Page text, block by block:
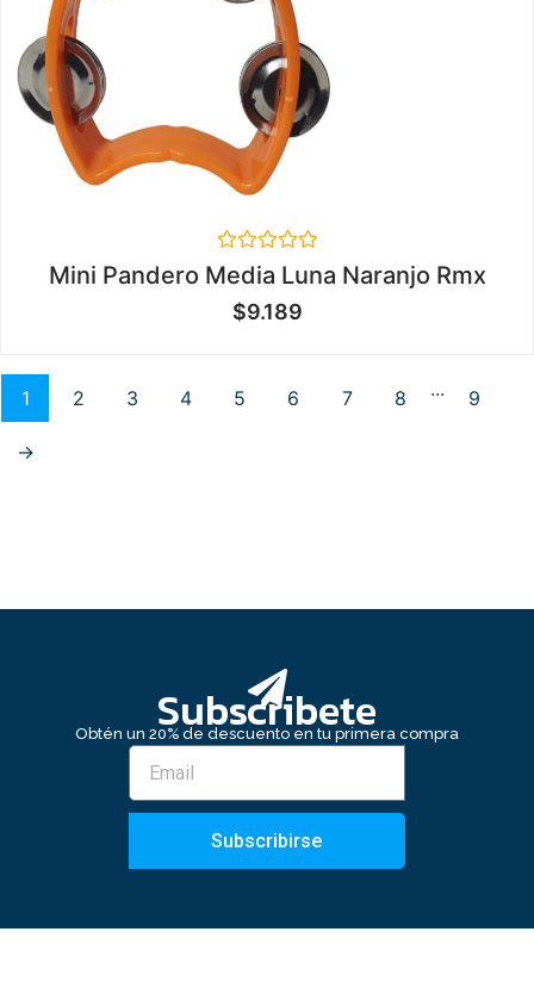
Valorado
en
de
Mini Pandero Media Luna Naranjo Rmx
$9.189
1 2 3 4 5 6 7 8 ... 9
→
Subscribete
Obtén un 20% de descuento en tu primera compra
Subscribirse